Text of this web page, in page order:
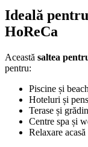
Ideală
HoReCa
Această saltea
pentru:
Piscine și
Hoteluri și
Terase și
Centre spa și
Relaxare acasă